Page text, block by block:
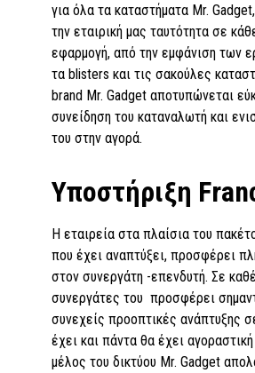
για όλα τα καταστήµατα Mr.
την εταιρική µας ταυτότητα σε
εφαρµογή, από την εµφάνιση των
τα blisters και τις σακούλες
brand Μr. Gadget αποτυπώνεται
συνείδηση του καταναλωτή και
του στην αγορά.
Υποστήριξη
Η εταιρεία στα πλαίσια του
που έχει αναπτύξει, προσφέρει
στον συνεργάτη -επενδυτή. Σε
συνεργάτες του προσφέρει
συνεχείς προοπτικές ανάπτυξης
έχει και πάντα θα έχει
μέλος του δικτύου Mr. Gadget